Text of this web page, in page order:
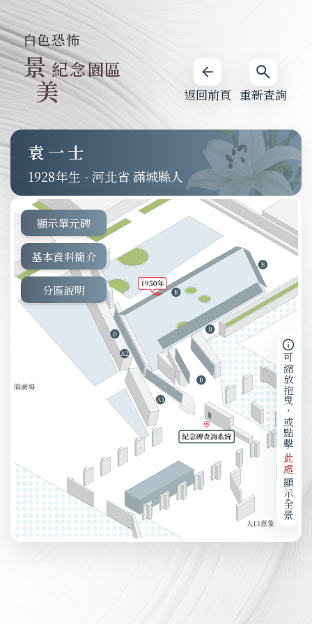
重新查詢
返回前頁
白色恐怖
景
美
紀念園區
袁一士
1928 - 河北省 滿城縣人
顯示單元碑
基本資料簡介
分區說明
可縮放拖曳，或點擊
此處
顯示全景